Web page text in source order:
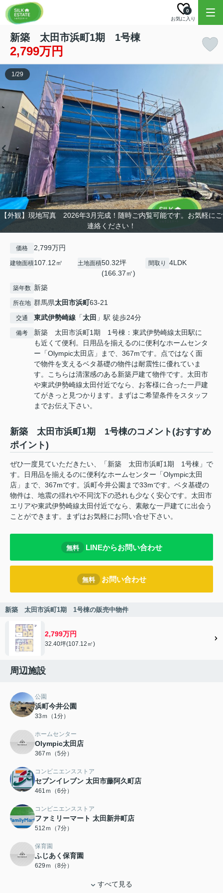
お気に入り
0
新築 太田市浜町1期 1号棟
2,799万円
【外観】現地写真 2026年3月完成！随時ご内覧可能です。お気軽にご
連絡ください！
1/29
価格 2,799万円
建物面積107.12㎡ 土地面積50.32坪
(166.37㎡)
間取り 4LDK
築年数 新築
所在地 群馬県太田市浜町63-21
交通 東武伊勢崎線 「太田 」駅 徒歩24分
備考
新築 太田市浜町1期 1号棟：東武伊勢崎線太田駅に
も近くて便利。日用品を揃えるのに便利なホームセンタ
ー「Olympic太田店」まで、367mです。点ではなく面
で物件を支えるベタ基礎の物件は耐震性に優れていま
す。こちらは清潔感のある新築戸建て物件です。太田市
や東武伊勢崎線太田付近でなら、お客様に合った一戸建
てがきっと見つかります。まずはご希望条件をスタッフ
までお伝え下さい。
新築 太田市浜町1期 1号棟のコメント(おすすめ
ポイント)
ぜひ一度見ていただきたい、「新築 太田市浜町1期 1号棟」で
す。日用品を揃えるのに便利なホームセンター「Olympic太田
店」まで、367mです。浜町今井公園まで33mです。ベタ基礎の
物件は、地震の揺れや不同沈下の恐れも少なく安心です。太田市
エリアや東武伊勢崎線太田付近でなら、素敵な一戸建てに出会う
ことができます。まずはお気軽にお問い合せ下さい。
無料 LINEからお問い合わせ
無料 お問い合わせ
新築 太田市浜町1期 1号棟の販売中物件
2,799万円
32.40坪(107.12㎡)
周辺施設
公園
浜町今井公園
33ｍ（1分）
ホームセンター
Olympic太田店
367ｍ（5分）
コンビニエンスストア
セブンイレブン 太田市藤阿久町店
461ｍ（6分）
コンビニエンスストア
ファミリーマート 太田新井町店
512ｍ（7分）
保育園
ふじあく保育園
629ｍ（8分）
すべて見る